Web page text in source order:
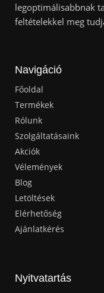
legoptimálisabbnak
feltételekkel meg
Navigáció
Főoldal
Termékek
Rólunk
Szolgáltatásaink
Akciók
Vélemények
Blog
Letöltések
Elérhetőség
Ajánlatkérés
Nyitvatartás